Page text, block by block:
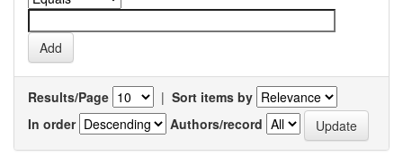
Results/Page | Sort items by
In order
Authors/record